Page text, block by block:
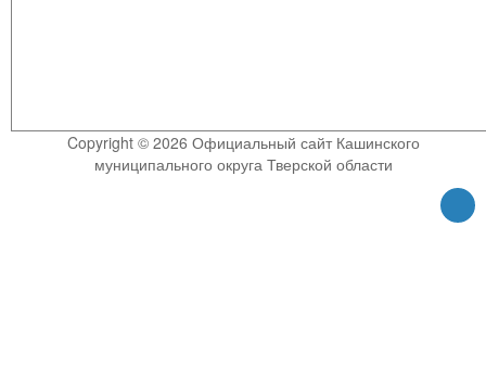
Copyright © 2026 Официальный сайт Кашинского
муниципального округа Тверской области